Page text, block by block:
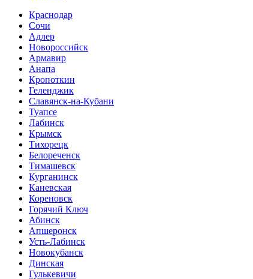
Краснодар
Сочи
Адлер
Новороссийск
Армавир
Анапа
Кропоткин
Геленджик
Славянск-на-Кубани
Туапсе
Лабинск
Крымск
Тихорецк
Белореченск
Тимашевск
Курганинск
Каневская
Кореновск
Горячий Ключ
Абинск
Апшеронск
Усть-Лабинск
Новокубанск
Динская
Гулькевичи